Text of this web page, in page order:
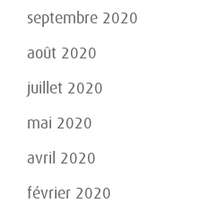
septembre 2020
août 2020
juillet 2020
mai 2020
avril 2020
février 2020